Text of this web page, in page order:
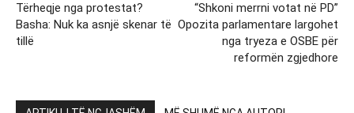
Tërheqje nga protestat?
Basha: Nuk ka asnjë skenar të
tillë
“Shkoni merrni votat në PD”
Opozita parlamentare largohet
nga tryeza e OSBE për
reformën zgjedhore